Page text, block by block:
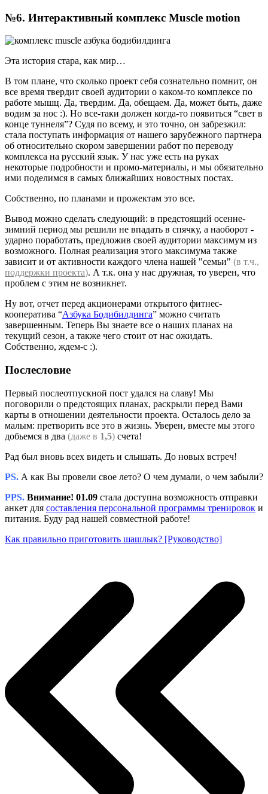
№6. Интерактивный комплекс Muscle motion
Эта история стара, как мир…
В том плане, что сколько проект себя сознательно помнит, он
все время твердит своей аудитории о каком-то комплексе по
работе мышц. Да, твердим. Да, обещаем. Да, может быть, даже
водим за нос :). Но все-таки должен когда-то появиться “свет в
конце туннеля”? Судя по всему, и это точно, он забрезжил:
стала поступать информация от нашего зарубежного партнера
об относительно скором завершении работ по переводу
комплекса на русский язык. У нас уже есть на руках
некоторые подробности и промо-материалы, и мы обязательно
ими поделимся в самых ближайших новостных постах.
Собственно, по планами и прожектам это все.
Вывод можно сделать следующий: в предстоящий осенне-
зимний период мы решили не впадать в спячку, а наоборот -
ударно поработать, предложив своей аудитории максимум из
возможного. Полная реализация этого максимума также
зависит и от активности каждого члена нашей "семьи" (в т.ч.,
поддержки проекта). А т.к. она у нас дружная, то уверен, что
проблем с этим не возникнет.
Ну вот, отчет перед акционерами открытого фитнес-
кооператива “Азбука Бодибилдинга” можно считать
завершенным. Теперь Вы знаете все о наших планах на
текущий сезон, а также чего стоит от нас ожидать.
Собственно, ждем-с :).
Послесловие
Первый послеотпускной пост удался на славу! Мы
поговорили о предстоящих планах, раскрыли перед Вами
карты в отношении деятельности проекта. Осталось дело за
малым: претворить все это в жизнь. Уверен, вместе мы этого
добьемся в два (даже в 1,5) счета!
Рад был вновь всех видеть и слышать. До новых встреч!
PS. А как Вы провели свое лето? О чем думали, о чем забыли?
PPS. Внимание! 01.09 стала доступна возможность отправки
анкет для составления персональной программы тренировок и
питания. Буду рад нашей совместной работе!
Как правильно приготовить шашлык? [Руководство]